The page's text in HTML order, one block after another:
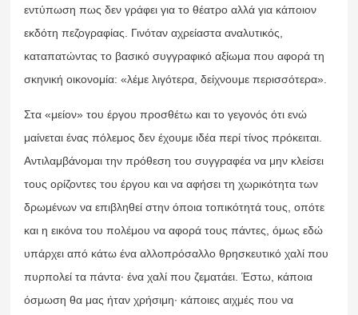
εντύπωση πως δεν γράφει για το θέατρο αλλά για κάποιον
εκδότη πεζογραφίας. Γινόταν αχρείαστα αναλυτικός,
καταπατώντας το βασικό συγγραφικό αξίωμα που αφορά τη
σκηνική οικονομία: «λέμε λιγότερα, δείχνουμε περισσότερα».
Στα «μείον» του έργου προσθέτω και το γεγονός ότι ενώ
μαίνεται ένας πόλεμος δεν έχουμε ιδέα περί τίνος πρόκειται.
Αντιλαμβάνομαι την πρόθεση του συγγραφέα να μην κλείσει
τους ορίζοντες του έργου και να αφήσει τη χωρικότητα των
δρωμένων να επιβληθεί στην όποια τοπικότητά τους, οπότε
και η εικόνα του πολέμου να αφορά τους πάντες, όμως εδώ
υπάρχει από κάτω ένα αλλοπρόσαλλο θρησκευτικό χαλί που
πυρπολεί τα πάντα∙ ένα χαλί που ζεματάει. Έστω, κάποια
όσμωση θα μας ήταν χρήσιμη∙ κάποιες αιχμές που να